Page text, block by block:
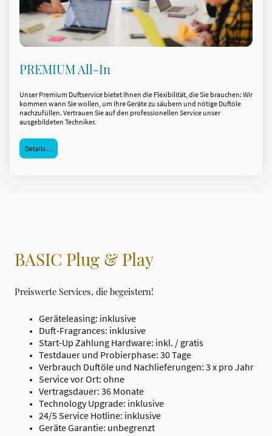
PREMIUM All-In
Unser Premium Duftservice bietet Ihnen die Flexibilität, die Sie brauchen: Wir
kommen wann Sie wollen, um Ihre Geräte zu säubern und nötige Duftöle
nachzufüllen. Vertrauen Sie auf den professionellen Service unser
ausgebildeten Techniker.
Details ...
BASIC Plug & Play
Preiswerte Services, die begeistern!
Geräteleasing: inklusive
Duft-Fragrances: inklusive
Start-Up Zahlung Hardware: inkl. / gratis
Testdauer und Probierphase: 30 Tage
Verbrauch Duftöle und Nachlieferungen: 3 x pro Jahr
Service vor Ort: ohne
Vertragsdauer: 36 Monate
Technology Upgrade: inklusive
24/5 Service Hotline: inklusive
Geräte Garantie: unbegrenzt